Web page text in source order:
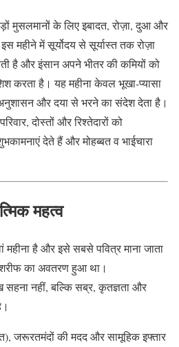
मुसलमानों के लिए इबादत, रोज़ा, दुआ और
महीने में सूर्योदय से सूर्यास्त तक रोज़ा
है और इंसान अपने भीतर की कमियों को
करता है। यह महीना केवल भूखा-प्यासा
और दया से भरने का संदेश देता है।
दोस्तों और रिश्तेदारों को
देते हैं और मोहब्बत व भाईचारा
महत्व
महीना है और इसे सबसे पवित्र माना जाता
का अवतरण हुआ था।
नहीं, बल्कि सब्र, कृतज्ञता और
जरूरतमंदों की मदद और सामूहिक इफ्तार